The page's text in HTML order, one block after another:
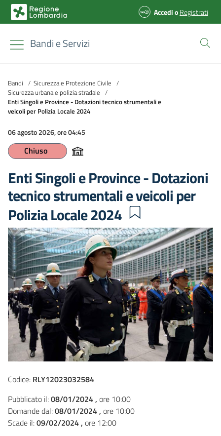
AccedioRegistrati
Bandi e Servizi
Bandi / Sicurezza e Protezione Civile /
Sicurezza urbana e polizia stradale /
Enti Singoli e Province - Dotazioni tecnico strumentali e
veicoli per Polizia Locale 2024
06 agosto 2026, ore 04:45
Chiuso
Enti Singoli e Province - Dotazioni
tecnico strumentali e veicoli per
Polizia Locale 2024
Codice: RLY12023032584
Pubblicato il:08/01/2024 , ore 10:00
Domande dal:08/01/2024 , ore 10:00
Scade il:09/02/2024 , ore 12:00